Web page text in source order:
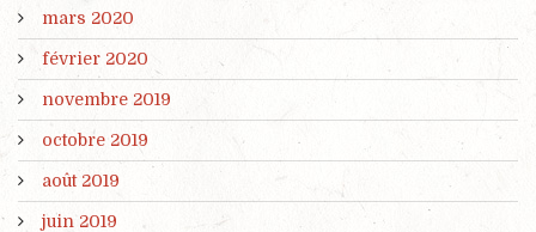
mars 2020
février 2020
novembre 2019
octobre 2019
août 2019
juin 2019